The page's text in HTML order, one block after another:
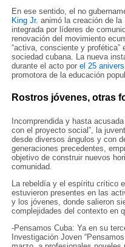
En ese sentido, el no
King Jr. animó la creación de la
integrada por líderes de
renovación del movimiento
“activa, consciente y
sociedad cubana. La nueva
durante el acto porel 25
promotora de la educación
Rostros jóvenes, otras
Incomprendida y hasta
con el proyecto social”, la
desde diversos ángulos y con
generaciones precedentes,
objetivo de construir nuevos
comunidad.
La rebeldía y el espíritu crítico
estuvieron presentes en las
y los jóvenes, donde salieron
complejidades del contexto en
-Pensamos Cuba: Ya en su
Investigación Joven